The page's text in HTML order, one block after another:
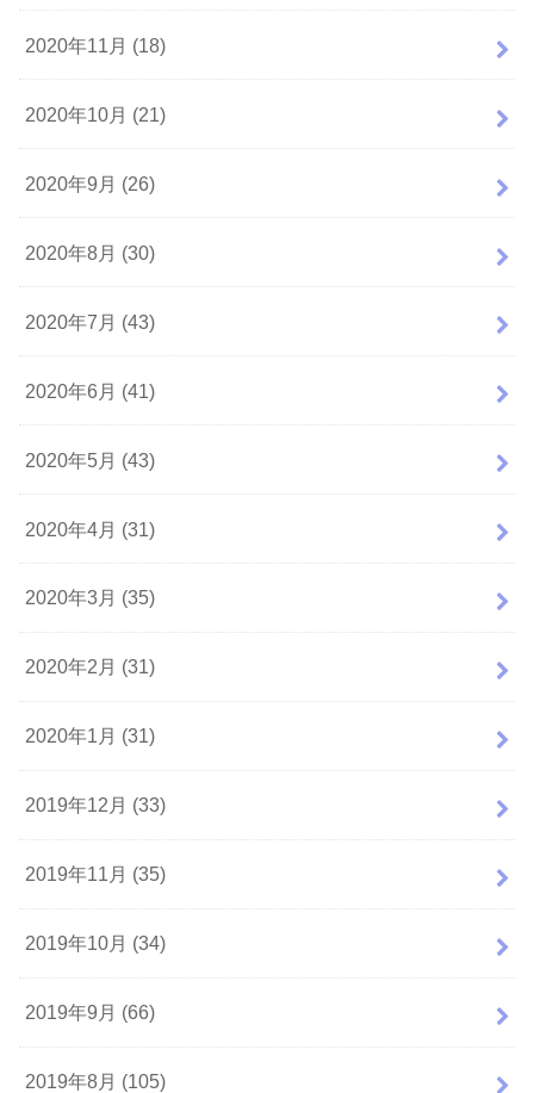
2020年11月 (18)
2020年10月 (21)
2020年9月 (26)
2020年8月 (30)
2020年7月 (43)
2020年6月 (41)
2020年5月 (43)
2020年4月 (31)
2020年3月 (35)
2020年2月 (31)
2020年1月 (31)
2019年12月 (33)
2019年11月 (35)
2019年10月 (34)
2019年9月 (66)
2019年8月 (105)